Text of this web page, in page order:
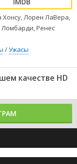
Лорен ЛаВера,
Ренес
/Ужасы
качестве HD